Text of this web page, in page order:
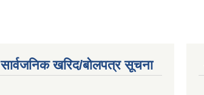
सार्वजनिक खरिद/बोलपत्र सूचना